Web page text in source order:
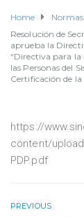
Home
Normas
Resolución de
aprueba la
“Directiva para la
las Personas del
Certificación de
https://
content/
PDP.pdf
PREVIOUS